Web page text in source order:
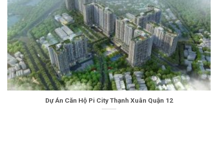
Dự Án Căn Hộ Pi City Thạnh Xuân Quận 12